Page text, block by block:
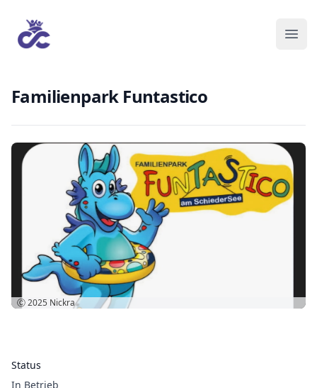
Familienpark Funtastico
Status
In Betrieb
Ⓒ 2025 Nickra